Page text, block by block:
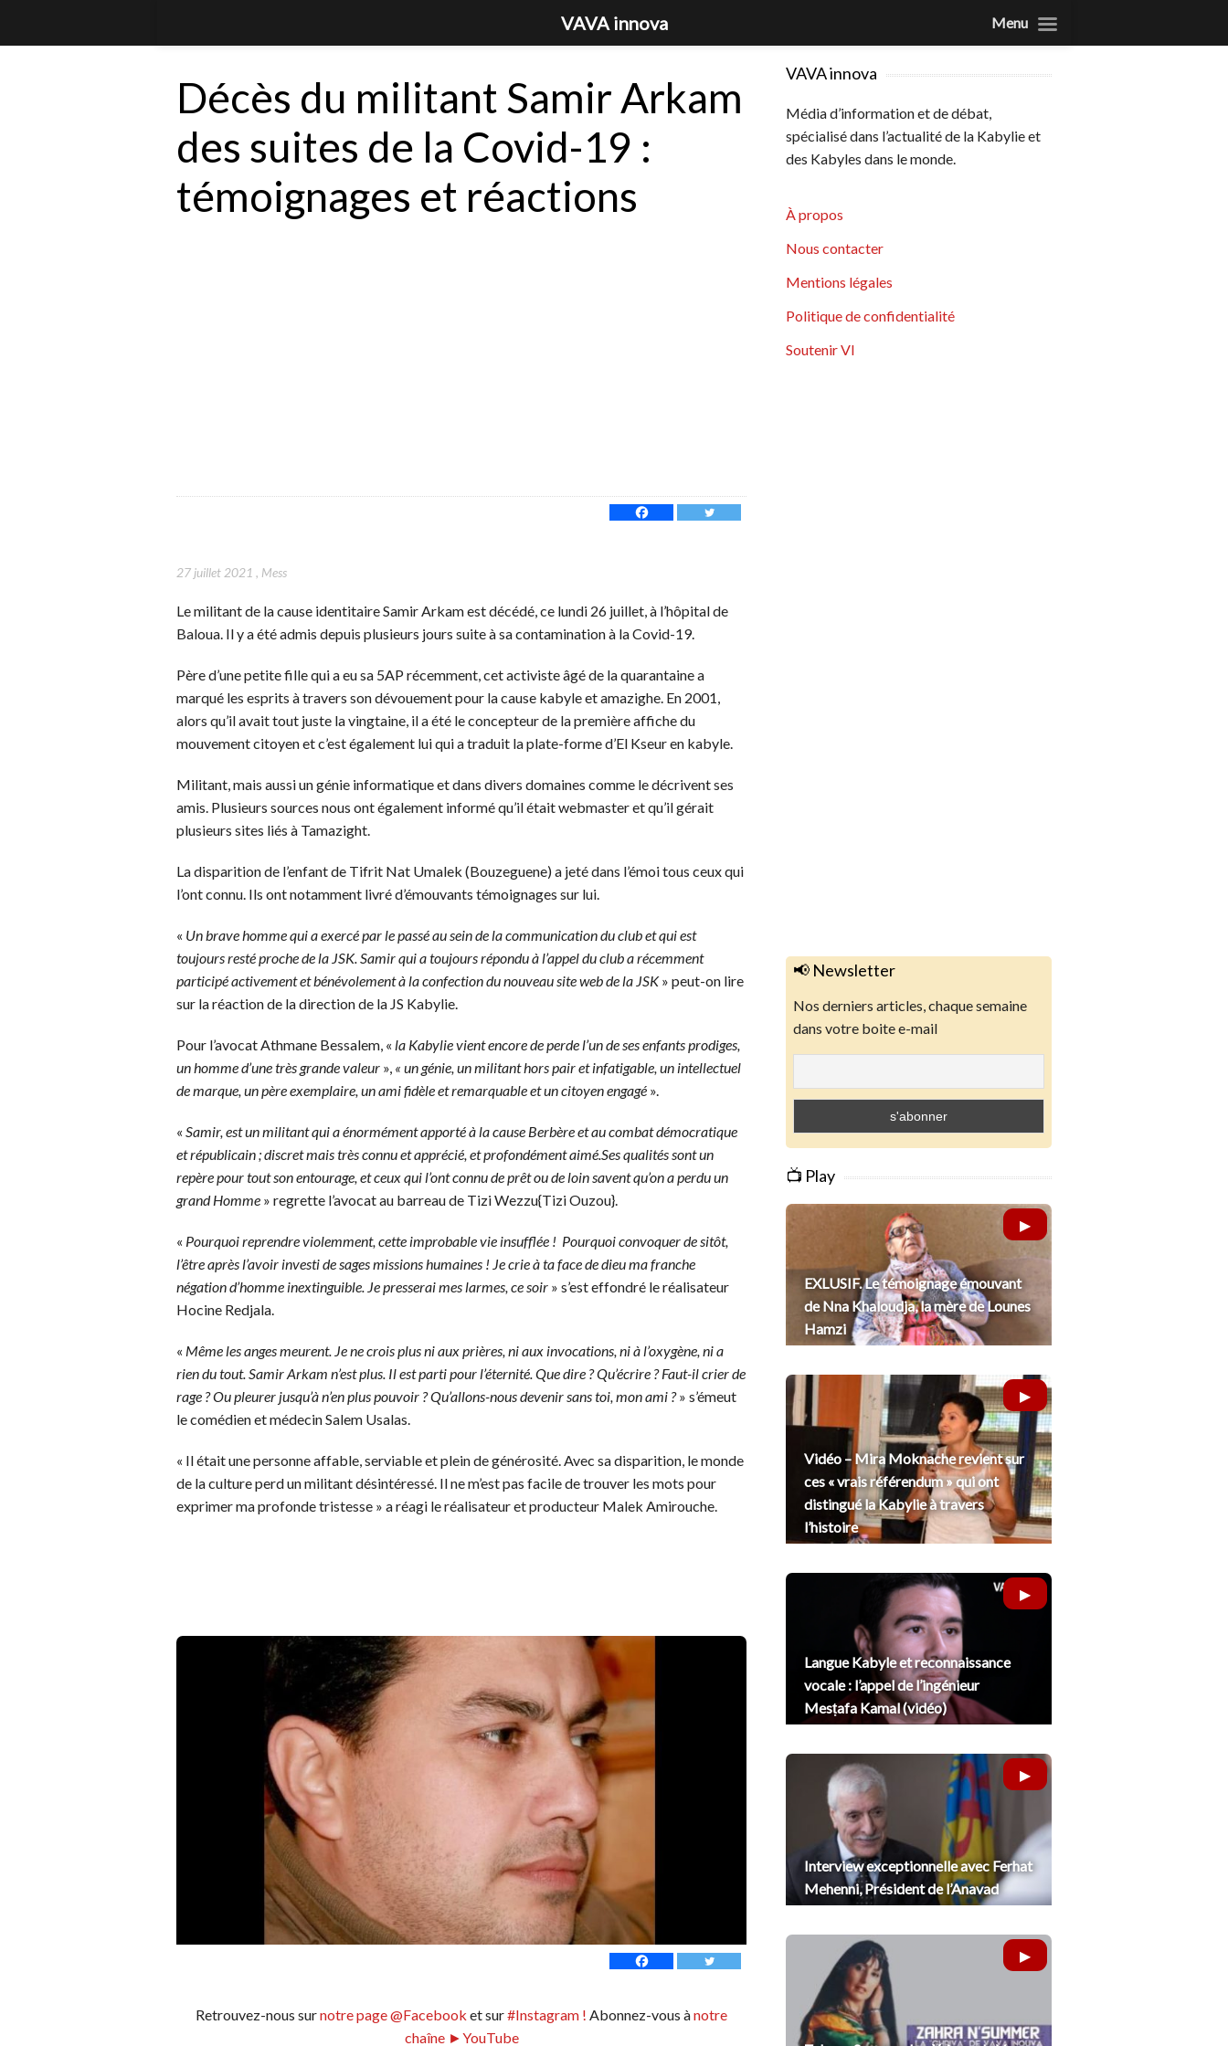
Décès du militant Samir Arkam
des suites de la Covid-19 :
témoignages et réactions
27 juillet 2021 , Mess
Le militant de la cause identitaire Samir Arkam est décédé, ce lundi 26 juillet, à l’hôpital de
Baloua. Il y a été admis depuis plusieurs jours suite à sa contamination à la Covid-19.
Père d’une petite fille qui a eu sa 5AP récemment, cet activiste âgé de la quarantaine a
marqué les esprits à travers son dévouement pour la cause kabyle et amazighe. En 2001,
alors qu’il avait tout juste la vingtaine, il a été le concepteur de la première affiche du
mouvement citoyen et c’est également lui qui a traduit la plate-forme d’El Kseur en kabyle.
Militant, mais aussi un génie informatique et dans divers domaines comme le décrivent ses
amis. Plusieurs sources nous ont également informé qu’il était webmaster et qu’il gérait
plusieurs sites liés à Tamazight.
La disparition de l’enfant de Tifrit Nat Umalek (Bouzeguene) a jeté dans l’émoi tous ceux qui
l’ont connu. Ils ont notamment livré d’émouvants témoignages sur lui.
« Un brave homme qui a exercé par le passé au sein de la communication du club et qui est
toujours resté proche de la JSK. Samir qui a toujours répondu à l’appel du club a récemment
participé activement et bénévolement à la confection du nouveau site web de la JSK» peut-on lire
sur la réaction de la direction de la JS Kabylie.
Pour l’avocat Athmane Bessalem, « la Kabylie vient encore de perde l’un de ses enfants prodiges,
un homme d’une très grande valeur », « un génie, un militant hors pair et infatigable, un intellectuel
de marque, un père exemplaire, un ami fidèle et remarquable et un citoyen engagé ».
«Samir, est un militant qui a énormément apporté à la cause Berbère et au combat démocratique
et républicain ; discret mais très connu et apprécié, et profondément aimé.Ses qualités sont un
repère pour tout son entourage, et ceux qui l’ont connu de prêt ou de loin savent qu’on a perdu un
grand Homme » regrette l’avocat au barreau de Tizi Wezzu{Tizi Ouzou}.
« Pourquoi reprendre violemment, cette improbable vie insufflée ! Pourquoi convoquer de sitôt,
l’être après l’avoir investi de sages missions humaines ! Je crie à ta face de dieu ma franche
négation d’homme inextinguible. Je presserai mes larmes, ce soir » s’est effondré le réalisateur
Hocine Redjala.
« Même les anges meurent. Je ne crois plus ni aux prières, ni aux invocations, ni à l’oxygène, ni a
rien du tout. Samir Arkam n’est plus. Il est parti pour l’éternité. Que dire ? Qu’écrire ? Faut-il crier de
rage ? Ou pleurer jusqu’à n’en plus pouvoir ? Qu’allons-nous devenir sans toi, mon ami ?» s’émeut
le comédien et médecin Salem Usalas.
« Il était une personne affable, serviable et plein de générosité. Avec sa disparition, le monde
de la culture perd un militant désintéressé. Il ne m’est pas facile de trouver les mots pour
exprimer ma profonde tristesse » a réagi le réalisateur et producteur Malek Amirouche.
Retrouvez-nous surnotre page @Facebook et sur#Instagram ! Abonnez-vous ànotre
chaîne ►YouTube
VAVA innova
Média d’information et de débat,
spécialisé dans l’actualité de la Kabylie et
des Kabyles dans le monde.
À propos
Nous contacter
Mentions légales
Politique de confidentialité
Soutenir VI
📢 Newsletter
Nos derniers articles, chaque semaine
dans votre boite e-mail
📺 Play
EXLUSIF. Le témoignage émouvant
de Nna Khaloudja, la mère de Lounes
Hamzi
Vidéo – Mira Moknache revient sur
ces « vrais référendum » qui ont
distingué la Kabylie à travers
l’histoire
Langue Kabyle et reconnaissance
vocale : l’appel de l’ingénieur
Mesṭafa Kamal (vidéo)
Interview exceptionnelle avec Ferhat
Mehenni, Président de l’Anavad
VAVA innova Menu